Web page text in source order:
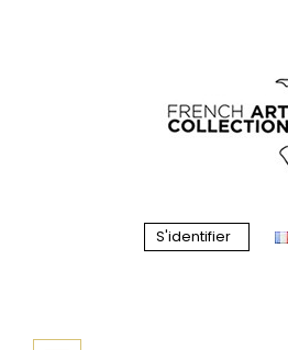
S'identifier